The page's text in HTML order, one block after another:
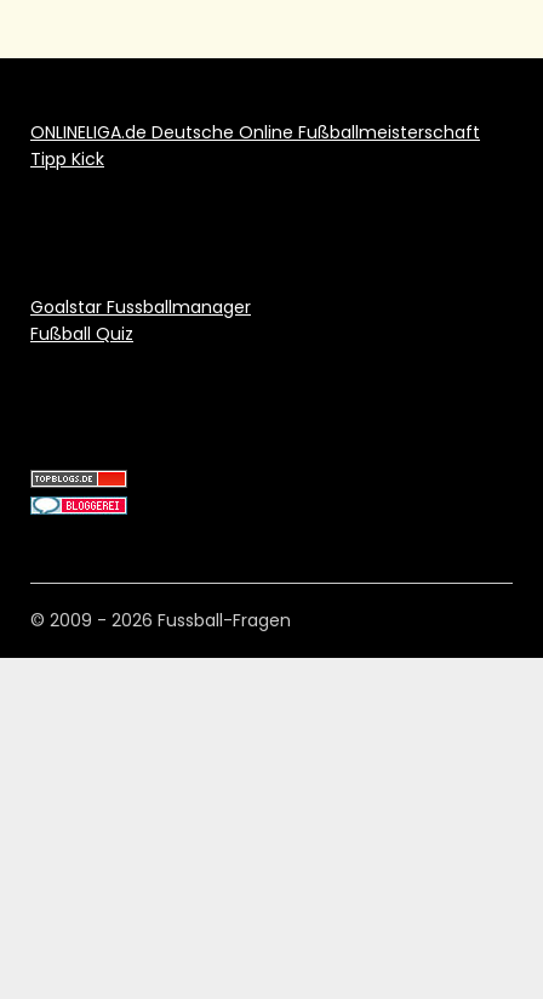
ONLINELIGA.de Deutsche Online Fußballmeisterschaft
Tipp Kick
Goalstar Fussballmanager
Fußball Quiz
© 2009 - 2026 Fussball-Fragen